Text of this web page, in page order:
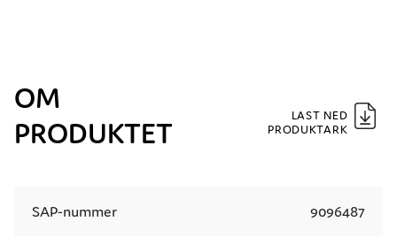
OM
PRODUKTET
LAST NED
PRODUKTARK
SAP-nummer 9096487